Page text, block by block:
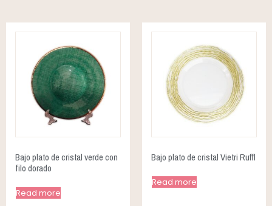
Bajo plato de cristal verde con
filo dorado
Read more
Bajo plato de cristal Vietri Ruffl
Read more